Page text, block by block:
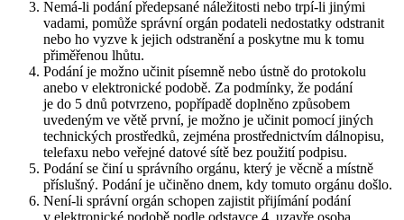
Nemá-li podání předepsané náležitosti nebo trpí-li jinými
vadami, pomůže správní orgán podateli nedostatky odstranit
nebo ho vyzve k jejich odstranění a poskytne mu k tomu
přiměřenou lhůtu.
Podání je možno učinit písemně nebo ústně do protokolu
anebo v elektronické podobě. Za podmínky, že podání
je do 5 dnů potvrzeno, popřípadě doplněno způsobem
uvedeným ve větě první, je možno je učinit pomocí jiných
technických prostředků, zejména prostřednictvím dálnopisu,
telefaxu nebo veřejné datové sítě bez použití podpisu.
Podání se činí u správního orgánu, který je věcně a místně
příslušný. Podání je učiněno dnem, kdy tomuto orgánu došlo.
Není-li správní orgán schopen zajistit přijímání podání